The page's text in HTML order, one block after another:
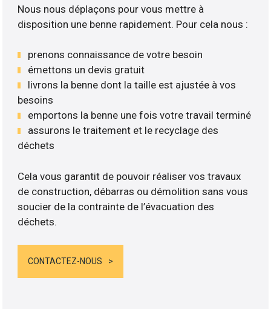
Nous nous déplaçons pour vous mettre à
disposition une benne rapidement. Pour cela nous :
prenons connaissance de votre besoin
émettons un devis gratuit
livrons la benne dont la taille est ajustée à vos
besoins
emportons la benne une fois votre travail terminé
assurons le traitement et le recyclage des
déchets
Cela vous garantit de pouvoir réaliser vos travaux
de construction, débarras ou démolition sans vous
soucier de la contrainte de l’évacuation des
déchets.
CONTACTEZ-NOUS